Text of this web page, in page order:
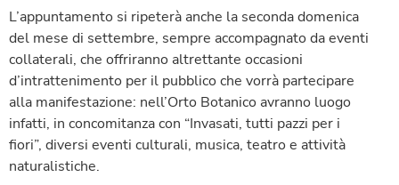
L’appuntamento si ripeterà anche la seconda domenica
del mese di settembre, sempre accompagnato da eventi
collaterali, che offriranno altrettante occasioni
d’intrattenimento per il pubblico che vorrà partecipare
alla manifestazione: nell’Orto Botanico avranno luogo
infatti, in concomitanza con “Invasati, tutti pazzi per i
fiori”, diversi eventi culturali, musica, teatro e attività
naturalistiche.